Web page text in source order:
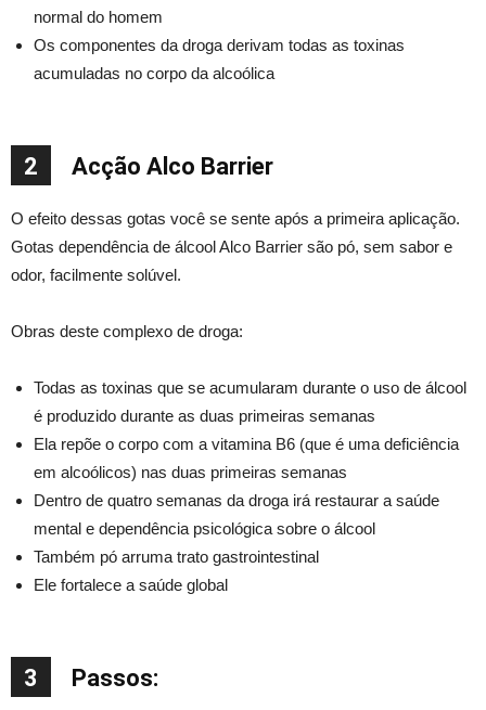
normal do homem
Os componentes da droga derivam todas as toxinas
acumuladas no corpo da alcoólica
2 Acção Alco Barrier
O efeito dessas gotas você se sente após a primeira aplicação.
Gotas dependência de álcool Alco Barrier são pó, sem sabor e
odor, facilmente solúvel.
Obras deste complexo de droga:
Todas as toxinas que se acumularam durante o uso de álcool
é produzido durante as duas primeiras semanas
Ela repõe o corpo com a vitamina B6 (que é uma deficiência
em alcoólicos) nas duas primeiras semanas
Dentro de quatro semanas da droga irá restaurar a saúde
mental e dependência psicológica sobre o álcool
Também pó arruma trato gastrointestinal
Ele fortalece a saúde global
3 Passos: